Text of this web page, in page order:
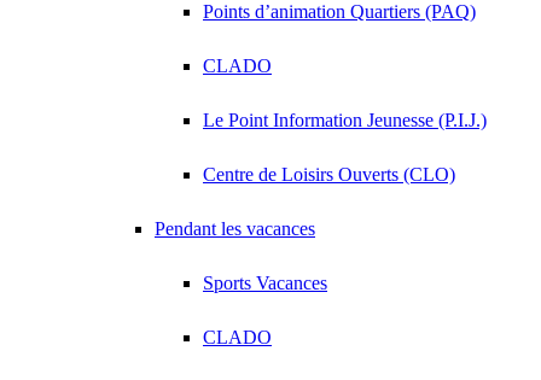
Points d’animation Quartiers (PAQ)
CLADO
Le Point Information Jeunesse (P.I.J.)
Centre de Loisirs Ouverts (CLO)
Pendant les vacances
Sports Vacances
CLADO